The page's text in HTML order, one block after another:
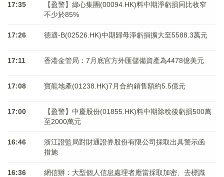
17:35
【盈警】綠心集團(00094.HK)料中期淨虧損同比收窄
不少於85%
17:26 德適-B(02526.HK)中期歸母淨虧損擴大至5588.3萬元
17:11 香港金管局：7月底官方外匯儲備資產為4478億美元
17:08 寶龍地產(01238.HK)7月合約銷售額約5.5億元
17:00
【盈警】中慶股份(01855.HK)料中期除稅後虧損500萬
至2000萬元
16:46
浙江證監局對財通證券股份有限公司採取出具警示函
措施
16:36
網信辦：大型個人信息處理者應當採取加密、去標識